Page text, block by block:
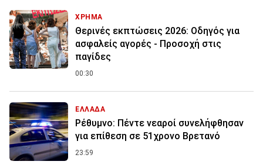
ΧΡΗΜΑ
Θερινές εκπτώσεις 2026: Οδηγός για
ασφαλείς αγορές - Προσοχή στις
παγίδες
00:30
ΕΛΛΑΔΑ
Ρέθυμνο: Πέντε νεαροί συνελήφθησαν
για επίθεση σε 51χρονο Βρετανό
23:59